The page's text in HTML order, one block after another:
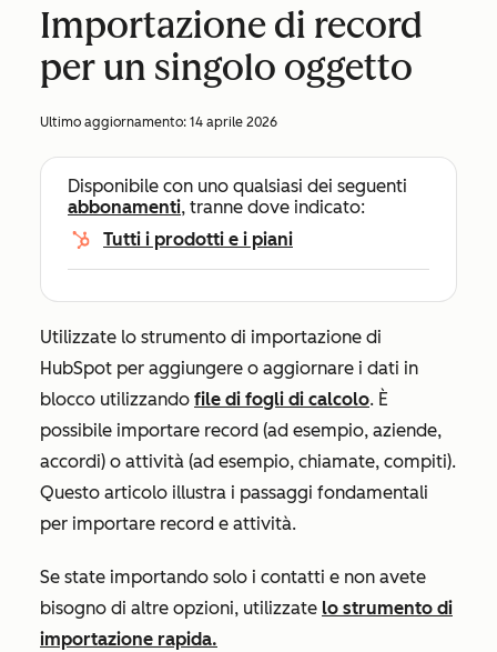
Importazione di record
per un singolo oggetto
Ultimo aggiornamento: 14 aprile 2026
Disponibile con uno qualsiasi dei seguenti
abbonamenti, tranne dove indicato:
Tutti i prodotti e i piani
Utilizzate lo strumento di importazione di
HubSpot per aggiungere o aggiornare i dati in
blocco utilizzando file di fogli di calcolo. È
possibile importare record (ad esempio, aziende,
accordi) o attività (ad esempio, chiamate, compiti).
Questo articolo illustra i passaggi fondamentali
per importare record e attività.
Se state importando solo i contatti e non avete
bisogno di altre opzioni, utilizzate lo strumento di
importazione rapida.